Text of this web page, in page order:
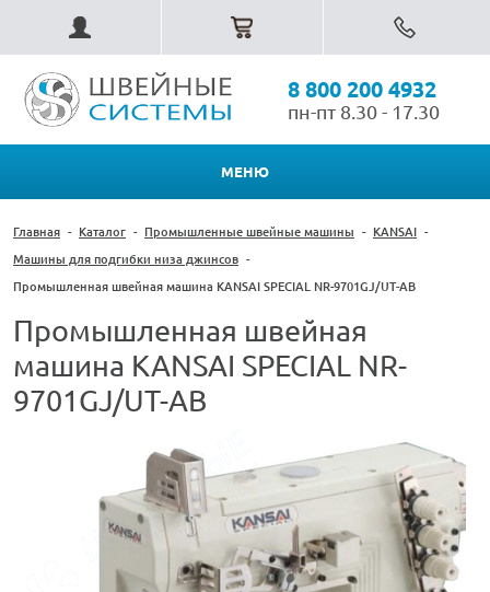
8 800 200 4932
пн-пт 8.30 - 17.30
МЕНЮ
Главная - Каталог - Промышленные швейные машины - KANSAI -
Машины для подгибки низа джинсов -
Промышленная швейная машина KANSAI SPECIAL NR-9701GJ/UT-AB
Промышленная швейная
машина KANSAI SPECIAL NR-
9701GJ/UT-AB